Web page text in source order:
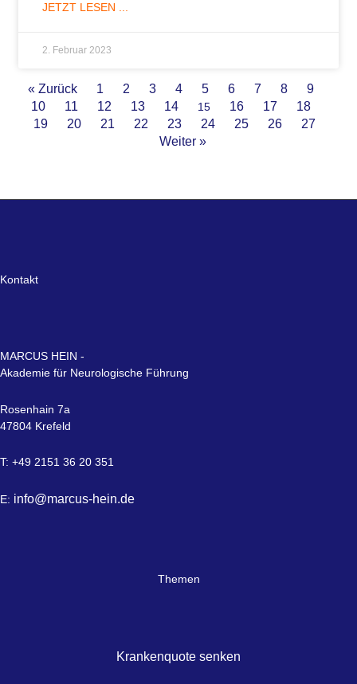
JETZT LESEN ...
2. Februar 2023
« Zurück 1 2 3 4 5 6 7 8
9
10
11 12 13 14 15 16 17
18
19
20 21 22 23 24 25 26
27
Weiter »
Kontakt
MARCUS HEIN -
Akademie für Neurologische Führung
Rosenhain 7a
47804 Krefeld
T: +49 2151 36 20 351
E: info@marcus-hein.de
Themen
Krankenquote senken